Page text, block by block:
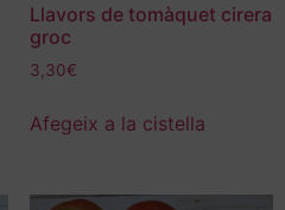
Llavors de tomàquet cirera
groc
3,30€
Afegeix a la cistella